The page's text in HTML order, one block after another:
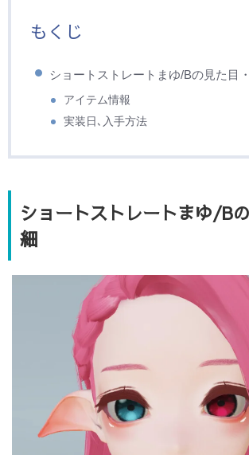
もくじ
ショートストレートまゆ/Bの見た目
アイテム情報
実装日､入手方法
ショートストレートまゆ/B
細